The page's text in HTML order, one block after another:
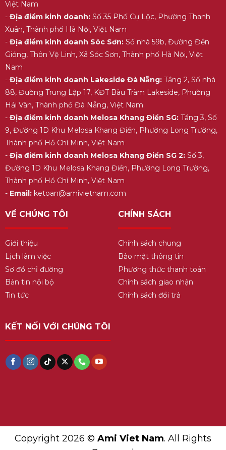
Việt Nam
- Địa điểm kinh doanh:Số 35 Phố Cự Lộc, Phường Thanh
Xuân, Thành phố Hà Nội, Việt Nam
- Địa điểm kinh doanh Sóc Sơn:Số nhà 59b, Đường Đền
Gióng, Thôn Vệ Linh, Xã Sóc Sơn, Thành phố Hà Nội, Việt
Nam
- Địa điểm kinh doanh Lakeside Đà Nẵng:Tầng 2, Số nhà
88, Đường Trung Lập 17, KĐT Bàu Tràm Lakeside, Phường
Hải Vân, Thành phố Đà Nẵng, Việt Nam.
- Địa điểm kinh doanh Melosa Khang Điền SG:Tầng 3, Số
9, Đường 1D Khu Melosa Khang Điền, Phường Long Trường,
Thành phố Hồ Chí Minh, Việt Nam
- Địa điểm kinh doanh Melosa Khang Điền SG 2:Số 3,
Đường 1D Khu Melosa Khang Điền, Phường Long Trường,
Thành phố Hồ Chí Minh, Việt Nam
- Email:ketoan@amivietnam.com
VỀ CHÚNG TÔI
Giới thiệu
Lịch làm việc
Sơ đồ chỉ đường
Bản tin nội bộ
Tin tức
CHÍNH SÁCH
Chính sách chung
Bảo mật thông tin
Phương thức thanh toán
Chính sách giao nhận
Chính sách đổi trả
KẾT NỐI VỚI CHÚNG TÔI
Copyright 2026 © Ami Viet Nam. All Rights